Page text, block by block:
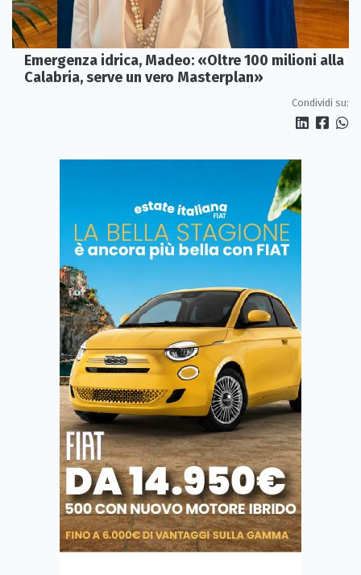
Emergenza idrica, Madeo: «Oltre 100 milioni alla
Calabria, serve un vero Masterplan»
Condividi su: